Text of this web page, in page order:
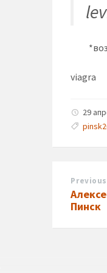
viagra
29
Previous
Пинск